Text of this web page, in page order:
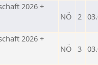
2026 +
NÖ 2
2026 +
NÖ 3